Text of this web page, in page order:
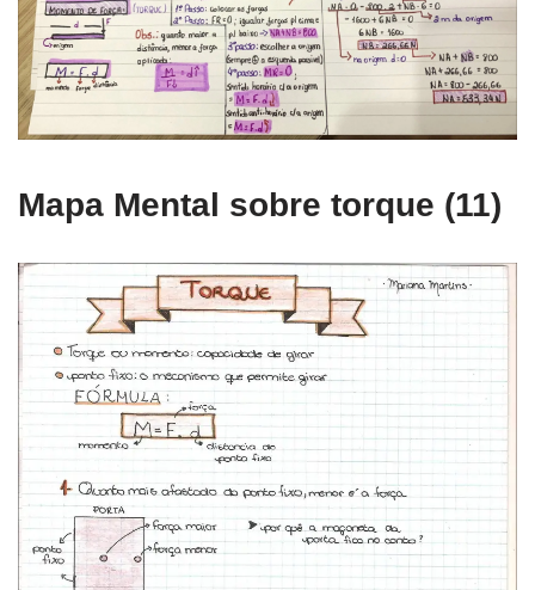
Mapa Mental sobre torque (11)